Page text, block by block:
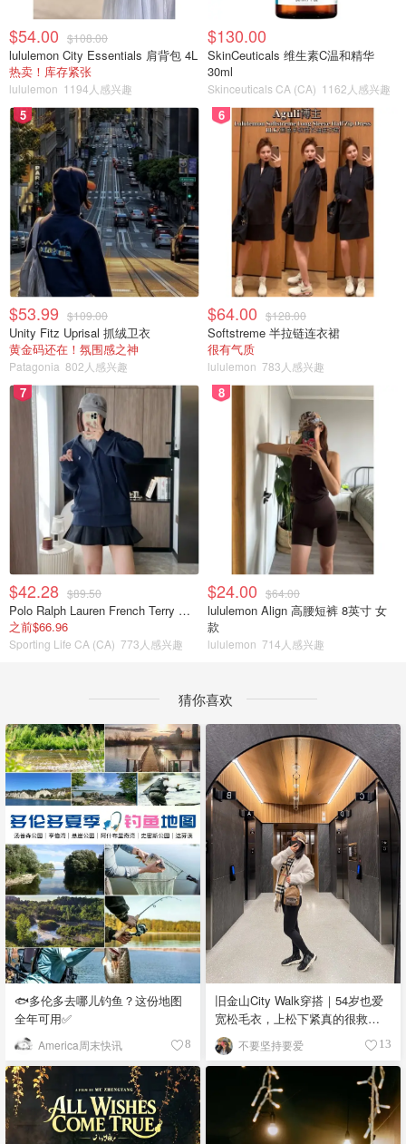
$54.00 $108.00
lululemon City Essentials 肩背包 4L
热卖！库存紧张
lululemon 1194人感兴趣
$130.00
SkinCeuticals 维生素C温和精华
30ml
Skinceuticals CA (CA) 1162人感兴趣
5
$53.99 $109.00
Unity Fitz Uprisal 抓绒卫衣
黄金码还在！氛围感之神
Patagonia 802人感兴趣
6
$64.00 $128.00
Softstreme 半拉链连衣裙
很有气质
lululemon 783人感兴趣
7
$42.28 $89.50
Polo Ralph Lauren French Terry 女童连帽卫衣 7-16码
之前$66.96
Sporting Life CA (CA) 773人感兴趣
8
$24.00 $64.00
lululemon Align 高腰短裤 8英寸 女
款
lululemon 714人感兴趣
猜你喜欢
🐟多伦多去哪儿钓鱼？这份地图
全年可用✅
America周末快讯 8
旧金山City Walk穿搭｜54岁也爱
宽松毛衣，上松下紧真的很救比
例
不要坚持要爱 13